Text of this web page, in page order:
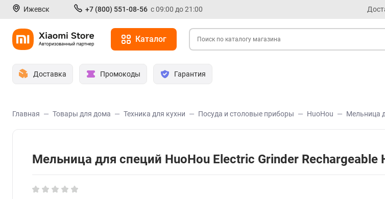
Ижевск +7 (800) 551-08-56 с 09:00 до 21:00
Каталог
Доставка Промокоды Гарантия
Главная Товары для дома Техника для кухни Посуда и столовые приборы HuoHou Мельница
Мельница для специй HuoHou Electric Grinder Rechargeable